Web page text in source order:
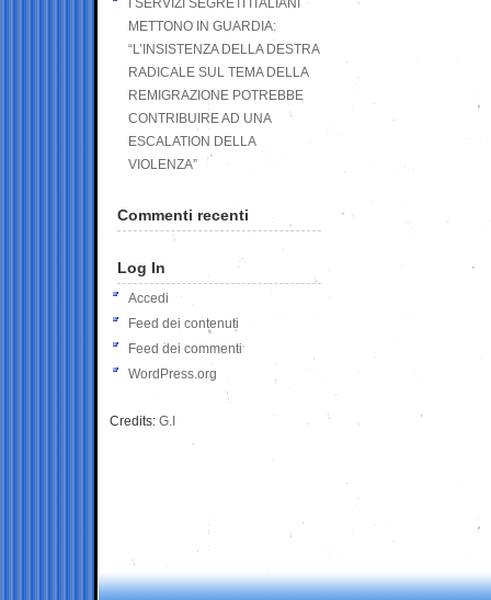
I SERVIZI SEGRETI ITALIANI
METTONO IN GUARDIA:
“L’INSISTENZA DELLA DESTRA
RADICALE SUL TEMA DELLA
REMIGRAZIONE POTREBBE
CONTRIBUIRE AD UNA
ESCALATION DELLA
VIOLENZA”
Commenti recenti
Log In
Accedi
Feed dei contenuti
Feed dei commenti
WordPress.org
Credits: G.I